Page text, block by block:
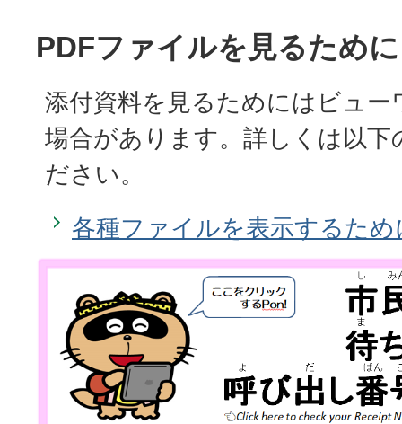
PDFファイルを見るために
添付資料を見るためにはビュー
場合があります。詳しくは以
ださい。
各種ファイルを表示するため